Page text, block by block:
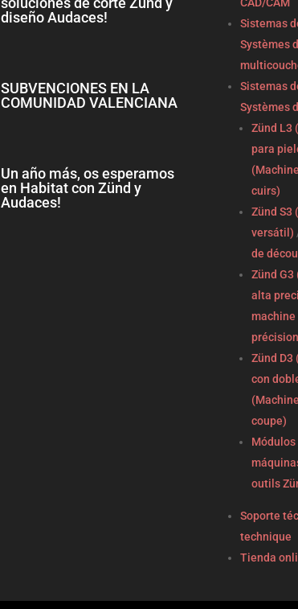
diseño Audaces!
SUBVENCIONES EN LA
COMUNIDAD VALENCIANA
Un año más, os esperamos
en Habitat con Zünd y
Audaces!
CAD/CAM
Sistemas
Systèmes
Sistemas
Systèmes
Zünd L3
para
cuirs)
Zünd S3
versátil)
de
Zünd G3
alta
machine
Zünd D3
con
coupe)
outils
Soporte
technique
Tienda